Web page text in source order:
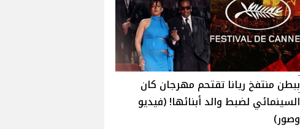
ببطن منتفخ ريانا تقتحم مهرجان كان
السينمائي لضبط والد أبنائها! (فيديو
وصور)